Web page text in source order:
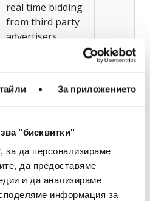
За приложението
"бисквитки"
за да персонализираме
да предоставяме
и да анализираме
информация за
real time bidding
from third party
advertisers.
Used to send data
Analytics about
behavior. Tracks
devices and
marketing
channels.
2
и